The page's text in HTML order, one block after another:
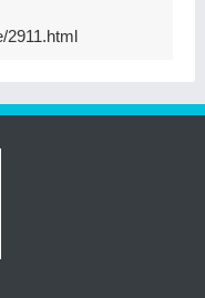
2911.html